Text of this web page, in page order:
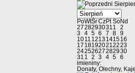
PoWtŚrCzPt SoNd
27282930311
2
3
4 5 6 7 8
9
1011 1213 141516
17 181920212223
24252627282930
31 1 2 3 4 5
6
imieniny:
Donaty, Olechny,